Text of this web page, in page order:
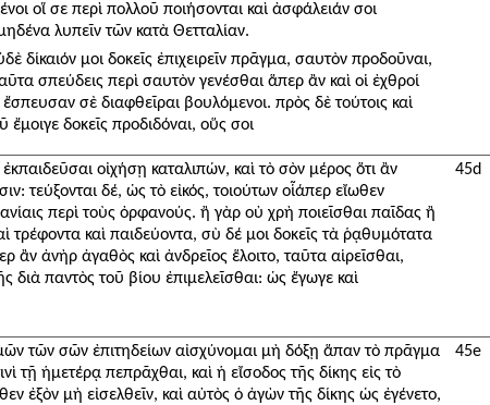
οἵ σε περὶ πολλοῦ ποιήσονται καὶ ἀσφάλειάν σοι
λυπεῖν τῶν κατὰ Θετταλίαν.
δίκαιόν μοι δοκεῖς ἐπιχειρεῖν πρᾶγμα, σαυτὸν προδοῦναι,
σπεύδεις περὶ σαυτὸν γενέσθαι ἅπερ ἂν καὶ οἱ ἐχθροί
σὲ διαφθεῖραι βουλόμενοι. πρὸς δὲ τούτοις καὶ
ἔμοιγε δοκεῖς προδιδόναι, οὕς σοι
ἐκπαιδεῦσαι οἰχήσῃ καταλιπών, καὶ τὸ σὸν μέρος ὅτι ἂν
τεύξονται δέ, ὡς τὸ εἰκός, τοιούτων οἷάπερ εἴωθεν
περὶ τοὺς ὀρφανούς. ἢ γὰρ οὐ χρὴ ποιεῖσθαι παῖδας ἢ
τρέφοντα καὶ παιδεύοντα, σὺ δέ μοι δοκεῖς τὰ ῥᾳθυμότατα
ἂν ἀνὴρ ἀγαθὸς καὶ ἀνδρεῖος ἕλοιτο, ταῦτα αἱρεῖσθαι,
διὰ παντὸς τοῦ βίου ἐπιμελεῖσθαι: ὡς ἔγωγε καὶ
τῶν σῶν ἐπιτηδείων αἰσχύνομαι μὴ δόξῃ ἅπαν τὸ πρᾶγμα
τῇ ἡμετέρᾳ πεπρᾶχθαι, καὶ ἡ εἴσοδος τῆς δίκης εἰς τὸ
ἐξὸν μὴ εἰσελθεῖν, καὶ αὐτὸς ὁ ἀγὼν τῆς δίκης ὡς ἐγένετο,
45d
45e